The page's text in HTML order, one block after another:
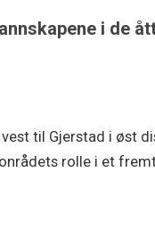
i de
til Gjerstad i øst
rolle i et